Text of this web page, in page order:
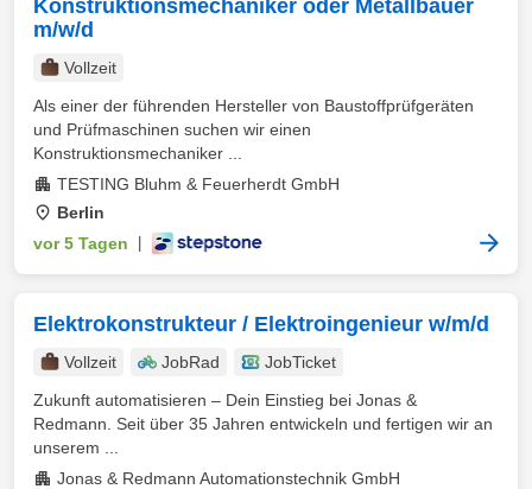
Konstruktionsmechaniker oder Metallbauer
m/w/d
Vollzeit
Als einer der führenden Hersteller von Baustoffprüfgeräten
und Prüfmaschinen suchen wir einen
Konstruktionsmechaniker ...
TESTING Bluhm & Feuerherdt GmbH
Berlin
vor 5 Tagen
Elektrokonstrukteur / Elektroingenieur w/m/d
Vollzeit JobRad
JobTicket
Zukunft automatisieren – Dein Einstieg bei Jonas &
Redmann. Seit über 35 Jahren entwickeln und fertigen wir an
unserem ...
Jonas & Redmann Automationstechnik GmbH